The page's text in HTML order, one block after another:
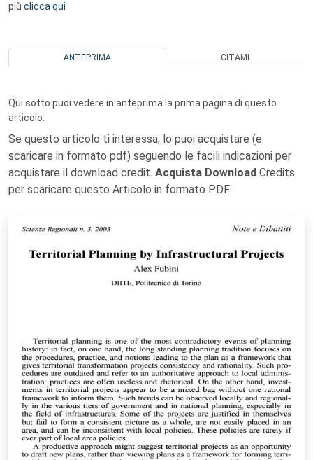
più clicca qui
ANTEPRIMA CITAMI
Qui sotto puoi vedere in anteprima la prima pagina di questo
articolo.
Se questo articolo ti interessa, lo puoi acquistare (e
scaricare in formato pdf) seguendo le facili indicazioni per
acquistare il download credit. Acquista Download Credits
per scaricare questo Articolo in formato PDF